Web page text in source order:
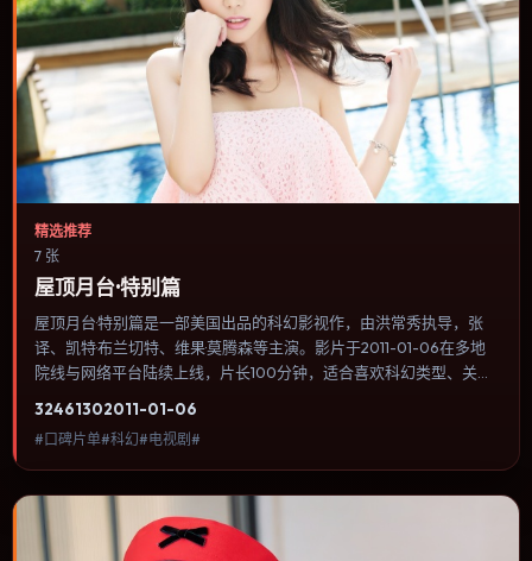
精选推荐
7 张
屋顶月台·特别篇
屋顶月台·特别篇是一部美国出品的科幻影视作，由洪常秀执导，张
译、凯特·布兰切特、维果·莫腾森等主演。影片于2011-01-06在多地
院线与网络平台陆续上线，片长100分钟，适合喜欢科幻类型、关注
视听语言统一，可作为休闲观影或类型片补片的选择。
32461302011-01-06
#口碑片单#科幻#电视剧#